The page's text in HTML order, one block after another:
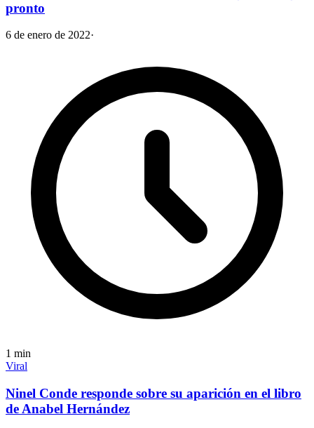
pronto
6 de enero de 2022·
1 min
Viral
Ninel Conde responde sobre su aparición en el libro
de Anabel Hernández